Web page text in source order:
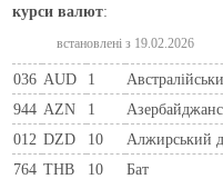
курси валют:
встановлені з 19.02.2026
036 AUD 1
944 AZN 1
012 DZD 10 Алжирський
764 THB 10 Бат